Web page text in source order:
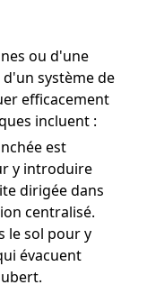
ou d'une
système de
efficacement
incluent :
est
y introduire
dirigée dans
centralisé.
le sol pour y
évacuent